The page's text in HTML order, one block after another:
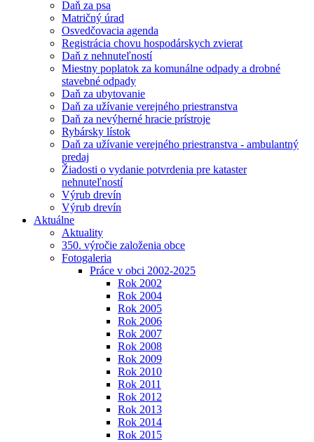
Daň za psa
Matričný úrad
Osvedčovacia agenda
Registrácia chovu hospodárskych zvierat
Daň z nehnuteľností
Miestny poplatok za komunálne odpady a drobné
stavebné odpady
Daň za ubytovanie
Daň za užívanie verejného priestranstva
Daň za nevýherné hracie prístroje
Rybársky lístok
Daň za užívanie verejného priestranstva - ambulantný
predaj
Žiadosti o vydanie potvrdenia pre kataster
nehnuteľností
Výrub drevín
Výrub drevín
Aktuálne
Aktuality
350. výročie založenia obce
Fotogaleria
Práce v obci 2002-2025
Rok 2002
Rok 2004
Rok 2005
Rok 2006
Rok 2007
Rok 2008
Rok 2009
Rok 2010
Rok 2011
Rok 2012
Rok 2013
Rok 2014
Rok 2015